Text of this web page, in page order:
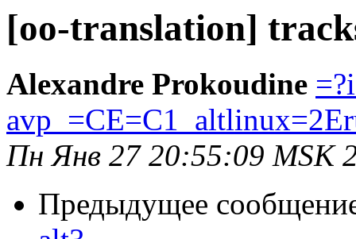
[oo-translation]
Alexandre Prokoudine
Пн Янв 27 20:55:09 MSK
Предыдущее